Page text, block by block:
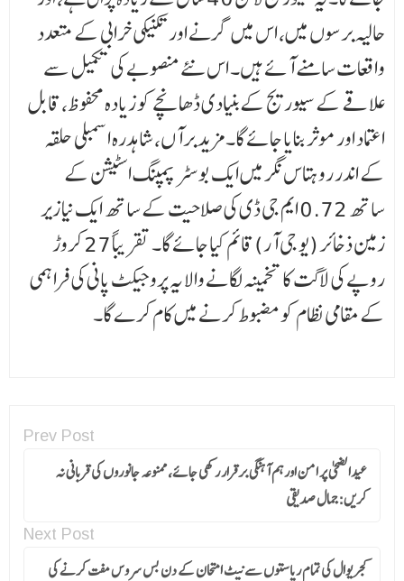
حالیہ برسوں میں، اس میں گرنے اور تکنیکی خرابی کے متعدد
واقعات سامنے آئے ہیں۔ اس نئے منصوبے کی تکمیل سے
علاقے کے سیوریج کے بنیادی ڈھانچے کو زیادہ محفوظ، قابل
اعتماد اور موثر بنایا جائے گا۔ مزید برآں، شاہدرہ اسمبلی حلقہ
کے اندر روہتاس نگر میں ایک بوسٹر پمپنگ اسٹیشن کے
ساتھ 0.72 ایم جی ڈی کی صلاحیت کے ساتھ ایک نیا زیر
زمین ذخائر (یو جی آر) قائم کیا جائے گا۔ تقریباً 27 کروڑ
روپے کی لاگت کا تخمینہ لگانے والا یہ پروجیکٹ پانی کی فراہمی
کے مقامی نظام کو مضبوط کرنے میں کام کرے گا۔
Prev Post
عیدالضحیٰ پر امن اور ہم آہنگی برقرار رکھی جائے، ممنوعہ جانوروں کی قربانی نہ
کریں:جمال صدیقی
Next Post
کجریوال کی تمام ریاستوں سے نیٹ امتحان کے دن بس سروس مفت کرنے کی